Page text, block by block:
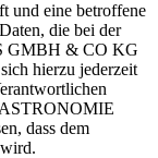
und eine betroffene
die bei der
GMBH & CO KG
hierzu jederzeit
dass dem